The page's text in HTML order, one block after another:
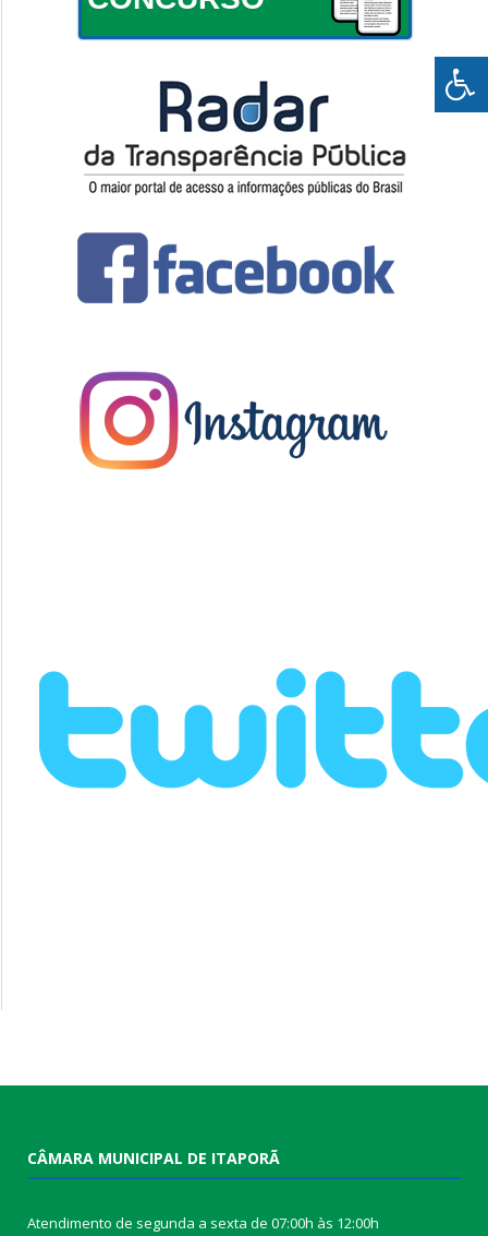
CÂMARA MUNICIPAL DE ITAPORÃ
Atendimento de segunda a sexta de 07:00h às 12:00h